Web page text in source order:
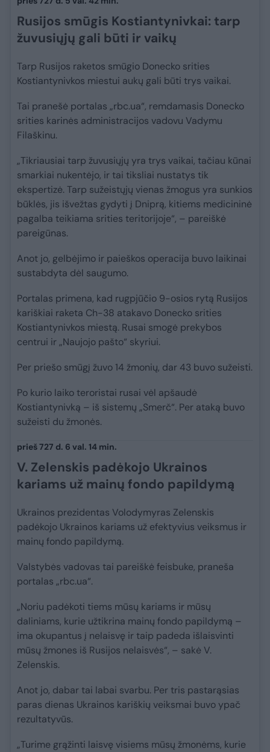
Rusijos smūgis Kostiantynivkai: tarp
žuvusiųjų gali būti ir vaikų
Tarp Rusijos raketos smūgio Donecko srities
Kostiantynivkos miestui aukų gali būti trys vaikai.
Tai pranešė portalas „rbc.ua“, remdamasis Donecko
srities karinės administracijos vadovu Vadymu
Filaškinu.
„Tikriausiai tarp žuvusiųjų yra trys vaikai, tačiau kūnai
smarkiai nukentėjo, ir tai tiksliai nustatys tik
ekspertizė. Tarp sužeistųjų vienas žmogus yra sunkios
būklės, jis išvežtas gydyti į Dniprą, kitiems medicininė
pagalba teikiama srities teritorijoje“, – pareiškė
pareigūnas.
Anot jo, gelbėjimo ir paieškos operacija buvo laikinai
sustabdyta dėl saugumo.
Portalas primena, kad rugpjūčio 9-osios rytą Rusijos
kariškiai raketa Ch-38 atakavo Donecko srities
Kostiantynivkos miestą. Rusai smogė prekybos
centrui ir „Naujojo pašto“ skyriui.
Per priešo smūgį žuvo 14 žmonių, dar 43 buvo sužeisti.
Po kurio laiko teroristai rusai vėl apšaudė
Kostiantynivką – iš sistemų „Smerč“. Per ataką buvo
sužeisti du žmonės.
prieš 727 d. 6 val. 14 min.
V. Zelenskis padėkojo Ukrainos
kariams už mainų fondo papildymą
Ukrainos prezidentas Volodymyras Zelenskis
padėkojo Ukrainos kariams už efektyvius veiksmus ir
mainų fondo papildymą.
Valstybės vadovas tai pareiškė feisbuke, praneša
portalas „rbc.ua“.
„Noriu padėkoti tiems mūsų kariams ir mūsų
daliniams, kurie užtikrina mainų fondo papildymą –
ima okupantus į nelaisvę ir taip padeda išlaisvinti
mūsų žmones iš Rusijos nelaisvės“, – sakė V.
Zelenskis.
Anot jo, dabar tai labai svarbu. Per tris pastarąsias
paras dienas Ukrainos kariškių veiksmai buvo ypač
rezultatyvūs.
„Turime grąžinti laisvę visiems mūsų žmonėms, kurie